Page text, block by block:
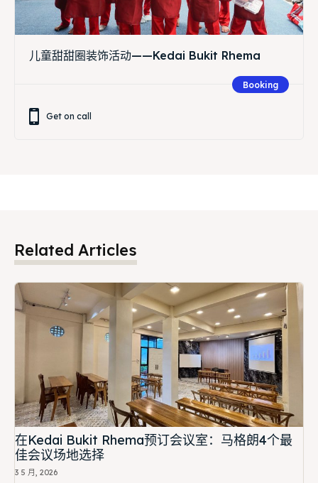
儿童甜甜圈装饰活动——Kedai Bukit Rhema
Booking
Get on call
Related Articles
在Kedai Bukit Rhema预订会议室：马格朗4个最
佳会议场地选择
3 5 月, 2026